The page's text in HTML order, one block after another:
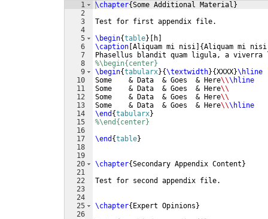
1
2
3
4
5
6
7
8
9
10
11
12
13
14
15
16
17
18
19
20
21
22
23
24
25
26
\chapter{Some Additional Material }
Test for first appendix file.
\begin{table} h
\caption Aliquam mi nisi {Aliquam mi
Phasellus blandit quam ligula, a viverra
%\begin{center}
\begin{tabularx}{\textwidth}{XXXX}\hline
Some    & Data  & Goes  & Here\\\hline
Some    & Data  & Goes  & Here\\
Some    & Data  & Goes  & Here\\
Some    & Data  & Goes  & Here\\\hline
\end {tabularx}
%\end{center}
\end {table}
\chapter{Secondary Appendix Content }
Test for second appendix file.
\chapter{ Expert Opinions }